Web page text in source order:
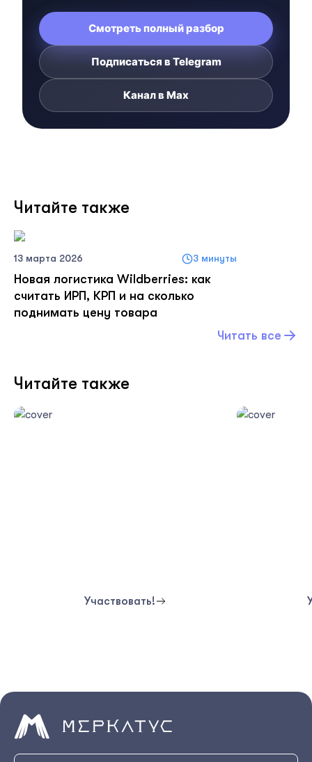
Смотреть полный разбор
Подписаться в Telegram
Канал в Max
Читайте также
13 марта 2026 3 минуты
Новая логистика Wildberries: как
считать ИРП, КРП и на сколько
поднимать цену товара
Читать все
Читайте также
Участвовать!